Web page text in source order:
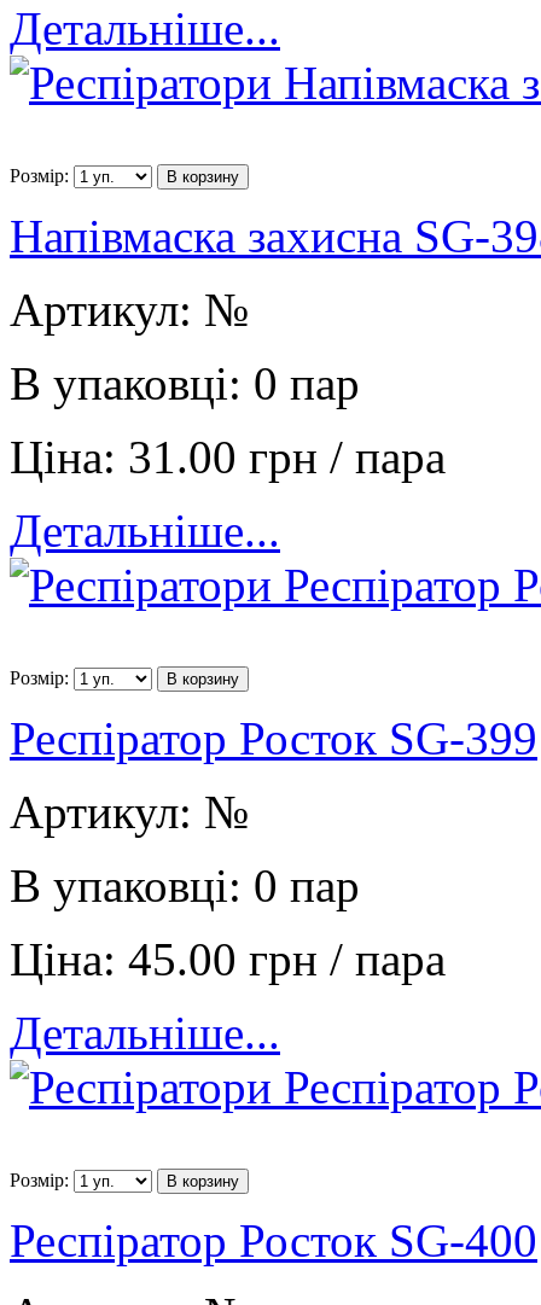
Детальніше...
Розмір: В корзину
Напівмаска захисна SG-
Артикул: №
В упаковці: 0 пар
Ціна: 31.00 грн / пара
Детальніше...
Розмір: В корзину
Респіратор Росток SG-399
Артикул: №
В упаковці: 0 пар
Ціна: 45.00 грн / пара
Детальніше...
Розмір: В корзину
Респіратор Росток SG-400